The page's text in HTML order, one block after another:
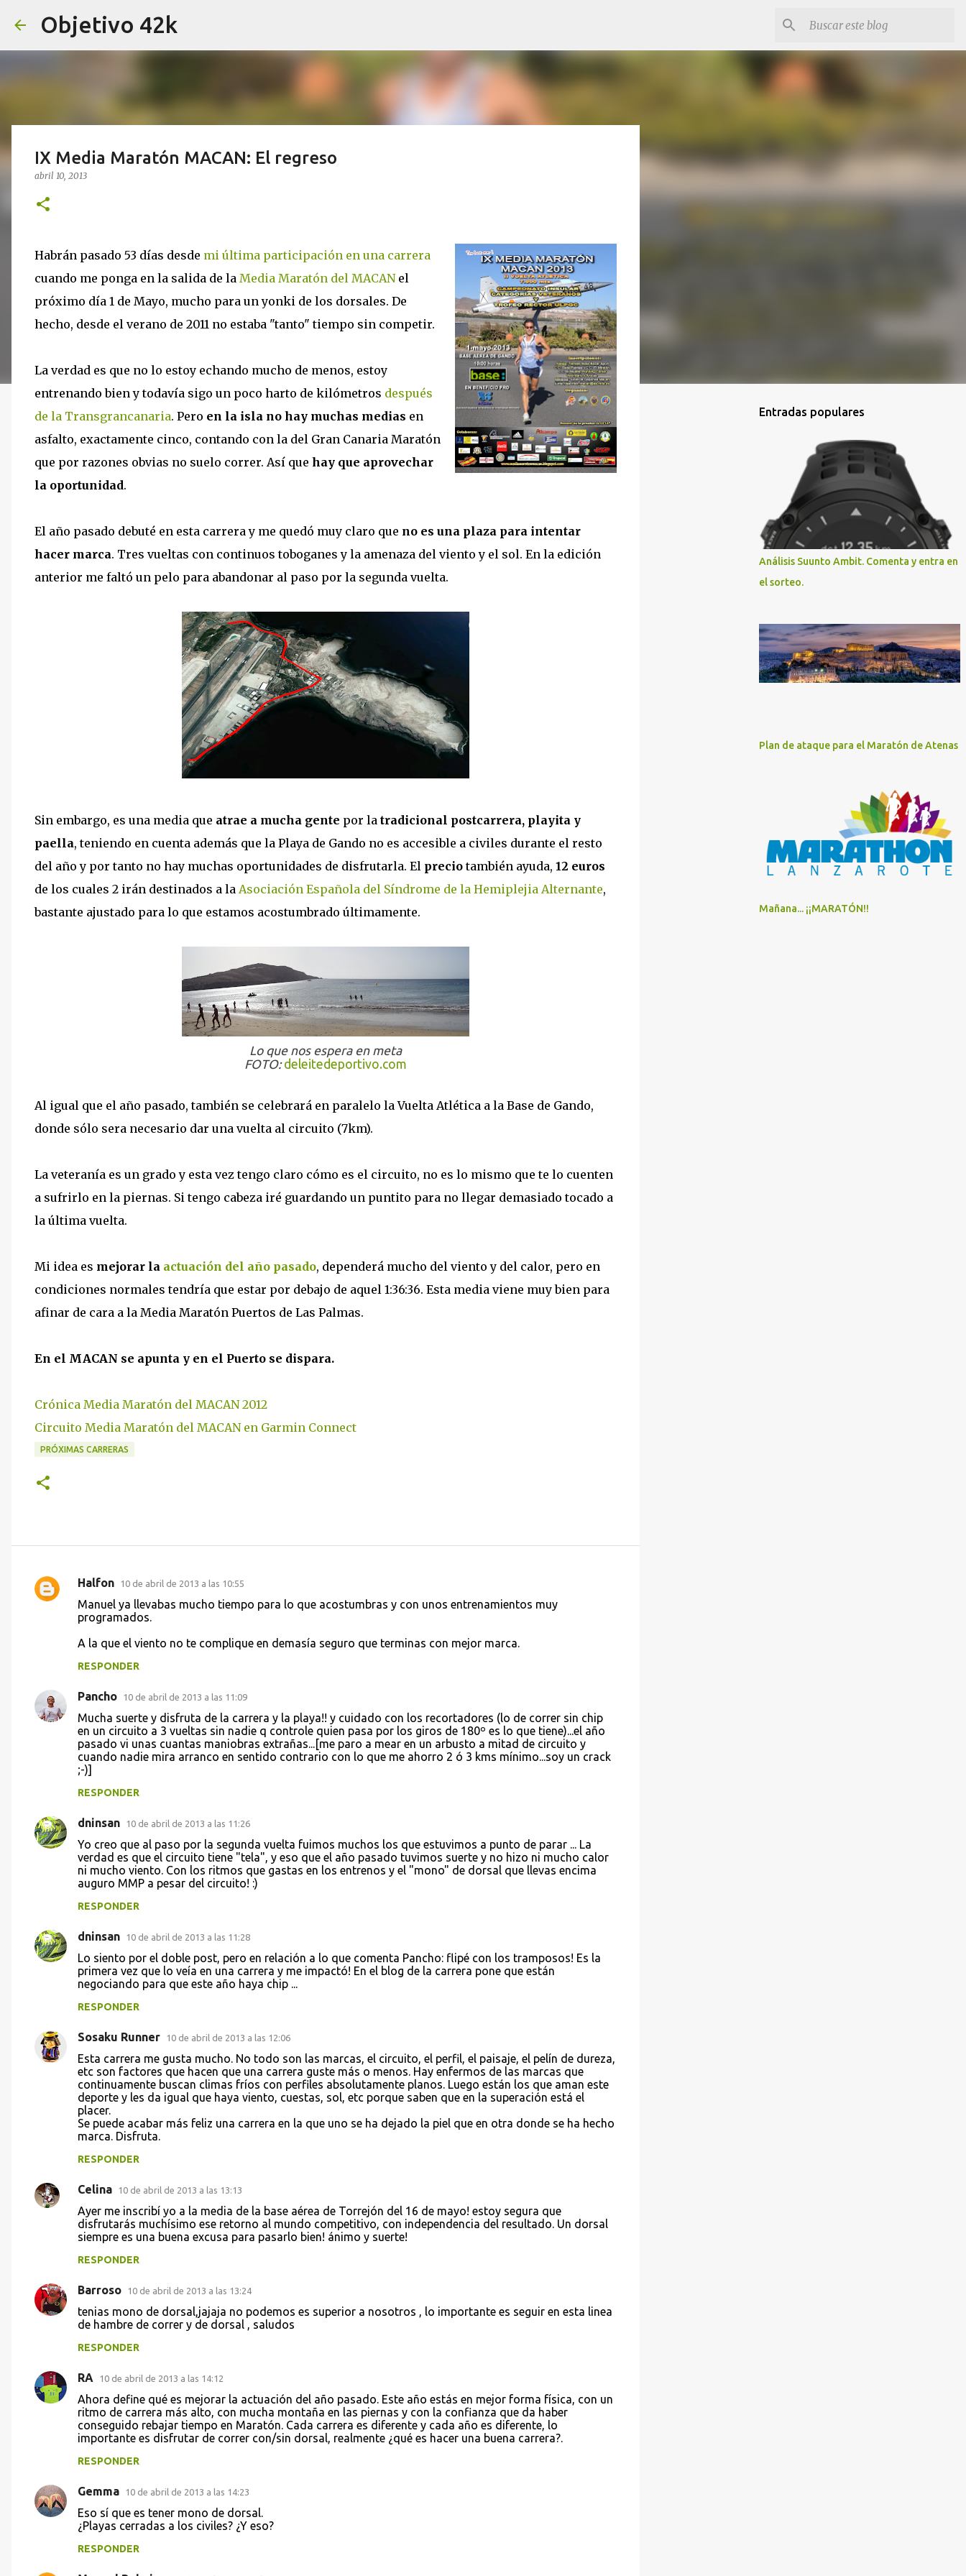
Objetivo 42k
IX Media Maratón MACAN: El regreso
abril 10, 2013
Habrán pasado 53 días desde mi última participación en una carrera
cuando me ponga en la salida de la Media Maratón del MACANel
próximo día 1 de Mayo, mucho para un yonki de los dorsales. De
hecho, desde el verano de 2011 no estaba "tanto" tiempo sin competir.
La verdad es que no lo estoy echando mucho de menos, estoy
entrenando bien y todavía sigo un poco harto de kilómetros después
de la Transgrancanaria. Pero en la isla no hay muchas medias en
asfalto, exactamente cinco, contando con la del Gran Canaria Maratón
que por razones obvias no suelo correr. Así que hay que aprovechar
la oportunidad.
El año pasado debuté en esta carrera y me quedó muy claro que no es una plaza para intentar
hacer marca. Tres vueltas con continuos toboganes y la amenaza del viento y el sol. En la edición
anterior me faltó un pelo para abandonar al paso por la segunda vuelta.
Sin embargo, es una media que atrae a mucha gente por la tradicional postcarrera, playita y
paella, teniendo en cuenta además que la Playa de Gando no es accesible a civiles durante el resto
del año y por tanto no hay muchas oportunidades de disfrutarla. El preciotambién ayuda, 12 euros
de los cuales 2 irán destinados a la Asociación Española del Síndrome de la Hemiplejia Alternante,
bastante ajustado para lo que estamos acostumbrado últimamente.
Lo que nos espera en meta
FOTO:deleitedeportivo.com
Al igual que el año pasado, también se celebrará en paralelo la Vuelta Atlética a la Base de Gando,
donde sólo sera necesario dar una vuelta al circuito (7km).
La veteranía es un grado y esta vez tengo claro cómo es el circuito, no es lo mismo que te lo cuenten
a sufrirlo en la piernas. Si tengo cabeza iré guardando un puntito para no llegar demasiado tocado a
la última vuelta.
Mi idea es mejorar la actuación del año pasado, dependerá mucho del viento y del calor, pero en
condiciones normales tendría que estar por debajo de aquel 1:36:36. Esta media viene muy bien para
afinar de cara a la Media Maratón Puertos de Las Palmas.
En el MACAN se apunta y en el Puerto se dispara.
Crónica Media Maratón del MACAN 2012
Circuito Media Maratón del MACAN en Garmin Connect
PRÓXIMAS CARRERAS
C
t
a
Halfon 10 de abril de 2013 a las 10:55
Manuel ya llevabas mucho tiempo para lo que acostumbras y con unos entrenamientos muy
programados.
A la que el viento no te complique en demasía seguro que terminas con mejor marca.
RESPONDER
Pancho 10 de abril de 2013 a las 11:09
Mucha suerte y disfruta de la carrera y la playa!! y cuidado con los recortadores (lo de correr sin chip
en un circuito a 3 vueltas sin nadie q controle quien pasa por los giros de 180º es lo que tiene)...el año
pasado vi unas cuantas maniobras extrañas...[me paro a mear en un arbusto a mitad de circuito y
cuando nadie mira arranco en sentido contrario con lo que me ahorro 2 ó 3 kms mínimo...soy un crack
;-)]
RESPONDER
dninsan 10 de abril de 2013 a las 11:26
Yo creo que al paso por la segunda vuelta fuimos muchos los que estuvimos a punto de parar ... La
verdad es que el circuito tiene "tela", y eso que el año pasado tuvimos suerte y no hizo ni mucho calor
ni mucho viento. Con los ritmos que gastas en los entrenos y el "mono" de dorsal que llevas encima
auguro MMP a pesar del circuito! :)
RESPONDER
dninsan 10 de abril de 2013 a las 11:28
Lo siento por el doble post, pero en relación a lo que comenta Pancho: flipé con los tramposos! Es la
primera vez que lo veía en una carrera y me impactó! En el blog de la carrera pone que están
negociando para que este año haya chip ...
RESPONDER
Sosaku Runner 10 de abril de 2013 a las 12:06
Esta carrera me gusta mucho. No todo son las marcas, el circuito, el perfil, el paisaje, el pelín de dureza,
etc son factores que hacen que una carrera guste más o menos. Hay enfermos de las marcas que
continuamente buscan climas fríos con perfiles absolutamente planos. Luego están los que aman este
deporte y les da igual que haya viento, cuestas, sol, etc porque saben que en la superación está el
placer.
Se puede acabar más feliz una carrera en la que uno se ha dejado la piel que en otra donde se ha hecho
marca. Disfruta.
RESPONDER
Celina 10 de abril de 2013 a las 13:13
Ayer me inscribí yo a la media de la base aérea de Torrejón del 16 de mayo! estoy segura que
disfrutarás muchísimo ese retorno al mundo competitivo, con independencia del resultado. Un dorsal
siempre es una buena excusa para pasarlo bien! ánimo y suerte!
RESPONDER
Barroso 10 de abril de 2013 a las 13:24
tenias mono de dorsal,jajaja no podemos es superior a nosotros , lo importante es seguir en esta linea
de hambre de correr y de dorsal , saludos
RESPONDER
RA 10 de abril de 2013 a las 14:12
Ahora define qué es mejorar la actuación del año pasado. Este año estás en mejor forma física, con un
ritmo de carrera más alto, con mucha montaña en las piernas y con la confianza que da haber
conseguido rebajar tiempo en Maratón. Cada carrera es diferente y cada año es diferente, lo
importante es disfrutar de correr con/sin dorsal, realmente ¿qué es hacer una buena carrera?.
RESPONDER
Gemma 10 de abril de 2013 a las 14:23
Eso sí que es tener mono de dorsal.
¿Playas cerradas a los civiles? ¿Y eso?
RESPONDER
Entradas populares
Análisis Suunto Ambit. Comenta y entra en
el sorteo.
Plan de ataque para el Maratón de Atenas
Mañana... ¡¡MARATÓN!!